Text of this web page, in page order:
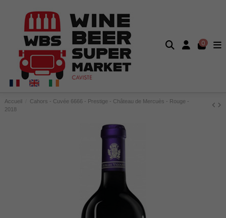
0
Accueil
Cahors - Cuvée 6666 - Prestige - Château de Mercuès - Rouge -
2018